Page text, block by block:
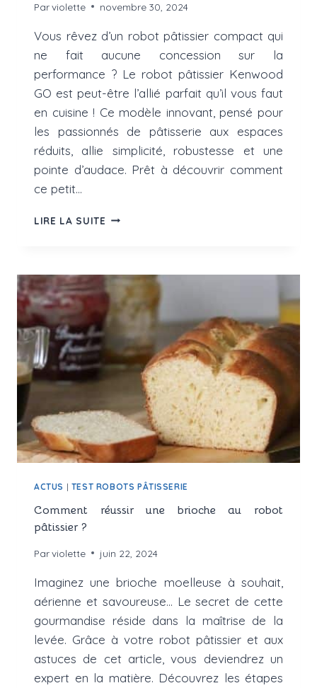
Parviolette novembre 30, 2024
Vous rêvez d’un robot pâtissier compact qui
ne fait aucune concession sur la
performance ? Le robot pâtissier Kenwood
GO est peut-être l’allié parfait qu’il vous faut
en cuisine ! Ce modèle innovant, pensé pour
les passionnés de pâtisserie aux espaces
réduits, allie simplicité, robustesse et une
pointe d’audace. Prêt à découvrir comment
ce petit…
LIRE LA SUITE ROBOT
:
TEST
ET
COMPLET
POUR
LES
PASSIONNÉS
PÂTISSERIE
ACTUS | TEST ROBOTS PÂTISSERIE
Comment réussir une brioche au robot
pâtissier ?
Parviolette juin 22, 2024
Imaginez une brioche moelleuse à souhait,
aérienne et savoureuse… Le secret de cette
gourmandise réside dans la maîtrise de la
levée. Grâce à votre robot pâtissier et aux
astuces de cet article, vous deviendrez un
expert en la matière. Découvrez les étapes